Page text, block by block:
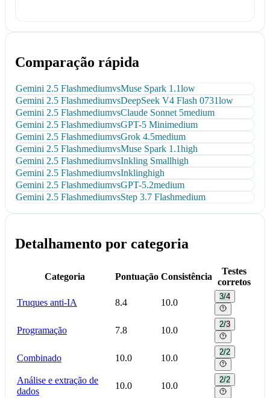
Comparação rápida
Gemini 2.5 FlashmediumvsMuse Spark 1.1low
Gemini 2.5 FlashmediumvsDeepSeek V4 Flash 0731low
Gemini 2.5 FlashmediumvsClaude Sonnet 5medium
Gemini 2.5 FlashmediumvsGPT-5 Minimedium
Gemini 2.5 FlashmediumvsGrok 4.5medium
Gemini 2.5 FlashmediumvsMuse Spark 1.1high
Gemini 2.5 FlashmediumvsInkling Smallhigh
Gemini 2.5 FlashmediumvsInklinghigh
Gemini 2.5 FlashmediumvsGPT-5.2medium
Gemini 2.5 FlashmediumvsStep 3.7 Flashmedium
Detalhamento por categoria
Categoria Pontuação Consistência
Testes
corretos
Truques anti-IA
8.4 10.0
3/4
Programação 7.8 10.0
2/3
Combinado 10.0 10.0
2/2
Análise e extração de
dados
10.0 10.0
2/2